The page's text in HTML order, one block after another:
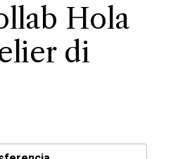
Hola
di